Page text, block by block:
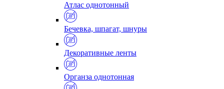
Атлас однотонный
Бечевка, шпагат, шнуры
Декоративные ленты
Органза однотонная